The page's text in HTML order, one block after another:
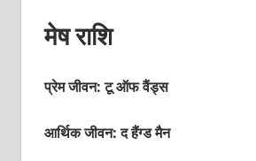
मेष राशि
प्रेम जीवन: टू ऑफ वैंड्स
आर्थिक जीवन: द हैंग्‍ड मैन